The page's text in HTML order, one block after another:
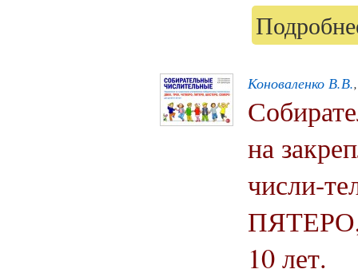
Коноваленко В.В.
на
числи-
10 лет.